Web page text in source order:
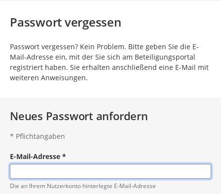
Passwort vergessen
Passwort vergessen? Kein Problem. Bitte geben Sie die E-
Mail-Adresse ein, mit der Sie sich am Beteiligungsportal
registriert haben. Sie erhalten anschließend eine E-Mail mit
weiteren Anweisungen.
Neues Passwort anfordern
* Pflichtangaben
E-Mail-Adresse *
Pflichtangabe
Die an Ihrem Nutzerkonto hinterlegte E-Mail-Adresse